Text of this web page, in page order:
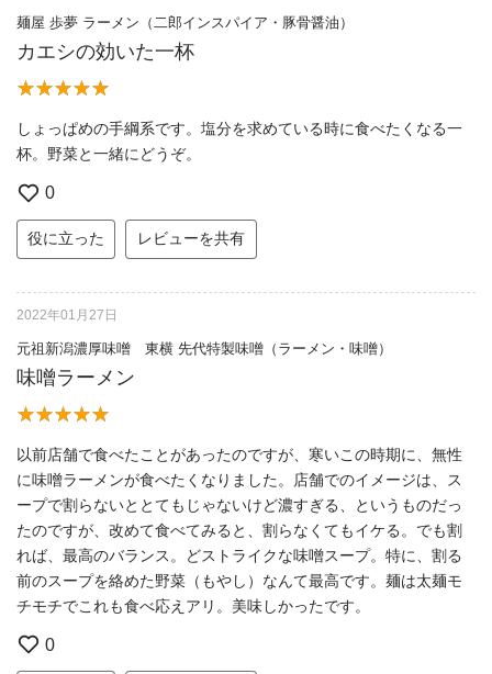
麺屋 歩夢 ラーメン（二郎インスパイア・豚骨醤油）
カエシの効いた一杯
しょっぱめの手綱系です。塩分を求めている時に食べたくなる一
杯。野菜と一緒にどうぞ。
0
役に立った レビューを共有
2022年01月27日
元祖新潟濃厚味噌 東横 先代特製味噌（ラーメン・味噌）
味噌ラーメン
以前店舗で食べたことがあったのですが、寒いこの時期に、無性
に味噌ラーメンが食べたくなりました。店舗でのイメージは、ス
ープで割らないととてもじゃないけど濃すぎる、というものだっ
たのですが、改めて食べてみると、割らなくてもイケる。でも割
れば、最高のバランス。どストライクな味噌スープ。特に、割る
前のスープを絡めた野菜（もやし）なんて最高です。麺は太麺モ
チモチでこれも食べ応えアリ。美味しかったです。
0